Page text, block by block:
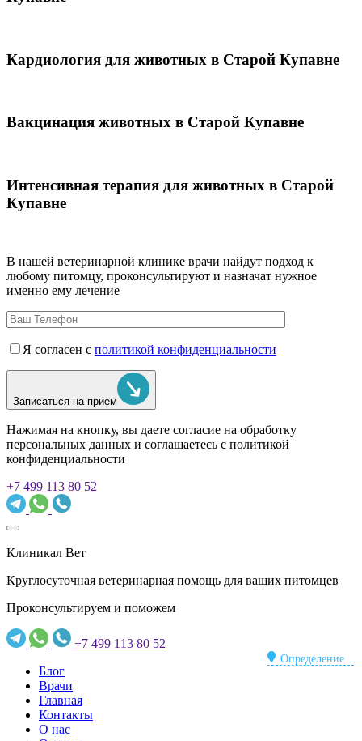
Кардиология для животных в Старой Купавне
Вакцинация животных в Старой Купавне
Интенсивная терапия для животных в Старой
Купавне
В нашей ветеринарной клинике врачи найдут подход к
любому питомцу, проконсультируют и назначат нужное
именно ему лечение
Я согласен с политикой конфиденциальности
Записаться на прием
Нажимая на кнопку, вы даете согласие на обработку
персональных данных и соглашаетесь c политикой
конфиденциальности
+7 499 113 80 52
Клиникал Вет
Круглосуточная ветеринарная помощь для ваших питомцев
Проконсультируем и поможем
+7 499 113 80 52
Определение...
Блог
Врачи
Главная
Контакты
О нас